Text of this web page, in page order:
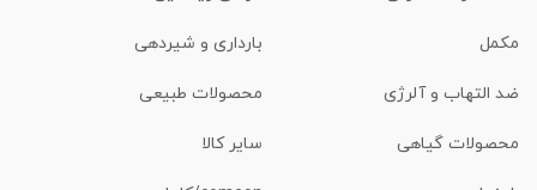
مکمل بارداری و شیردهی
ضد التهاب و آلرژی محصولات طبیعی
محصولات گیاهی سایر کالا